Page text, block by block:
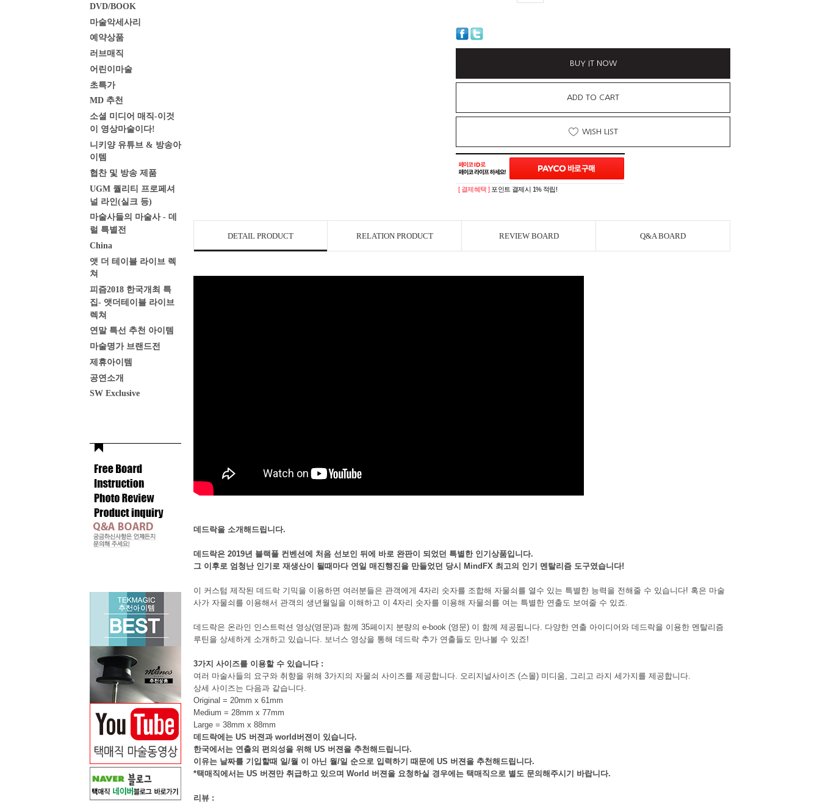
DVD/BOOK
마술악세사리
예약상품
러브매직
어린이마술
초특가
MD 추천
소셜 미디어 매직-이것
이 영상마술이다!
니키양 유튜브 & 방송아
이템
협찬 및 방송 제품
UGM 퀄리티 프로페셔
널 라인(실크 등)
마술사들의 마술사 - 데
럴 특별전
China
앳 더 테이블 라이브 렉
쳐
피즘2018 한국개최 특
집- 앳더테이블 라이브
렉쳐
연말 특선 추천 아이템
마술명가 브랜드전
제휴아이템
공연소개
SW Exclusive
BUY IT NOW
ADD TO CART
WISH LIST
[ 결제혜택 ] 포인트 결제시 1% 적립!
DETAIL PRODUCT RELATION PRODUCT REVIEW BOARD Q&A BOARD
데드락을 소개해드립니다.
데드락은 2019년 블랙풀 컨벤션에 처음 선보인 뒤에 바로 완판이 되었던 특별한 인기상품입니다.
그 이후로 엄청난 인기로 재생산이 될때마다 연일 매진행진을 만들었던 당시 MindFX 최고의 인기 멘탈리즘 도구였습니다!
이 커스텀 제작된 데드락 기믹을 이용하면 여러분들은 관객에게 4자리 숫자를 조합해 자물쇠를 열수 있는 특별한 능력을 전해줄 수 있습니다! 혹은 마술
사가 자물쇠를 이용해서 관객의 생년월일을 이해하고 이 4자리 숫자를 이용해 자물쇠를 여는 특별한 연출도 보여줄 수 있죠.
데드락은 온라인 인스트럭션 영상(영문)과 함께 35페이지 분량의 e-book (영문) 이 함께 제공됩니다. 다양한 연출 아이디어와 데드락을 이용한 멘탈리즘
루틴을 상세하게 소개하고 있습니다. 보너스 영상을 통해 데드락 추가 연출들도 만나볼 수 있죠!
3가지 사이즈를 이용할 수 있습니다 :
여러 마술사들의 요구와 취향을 위해 3가지의 자물쇠 사이즈를 제공합니다. 오리지널사이즈 (스몰) 미디움, 그리고 라지 세가지를 제공합니다.
상세 사이즈는 다음과 같습니다.
Original = 20mm x 61mm
Medium = 28mm x 77mm
Large = 38mm x 88mm
데드락에는 US 버젼과 world버젼이 있습니다.
한국에서는 연출의 편의성을 위해 US 버젼을 추천해드립니다.
이유는 날짜를 기입할때 일/월 이 아닌 월/일 순으로 입력하기 때문에 US 버젼을 추천해드립니다.
*택매직에서는 US 버젼만 취급하고 있으며 World 버젼을 요청하실 경우에는 택매직으로 별도 문의해주시기 바랍니다.
리뷰 :